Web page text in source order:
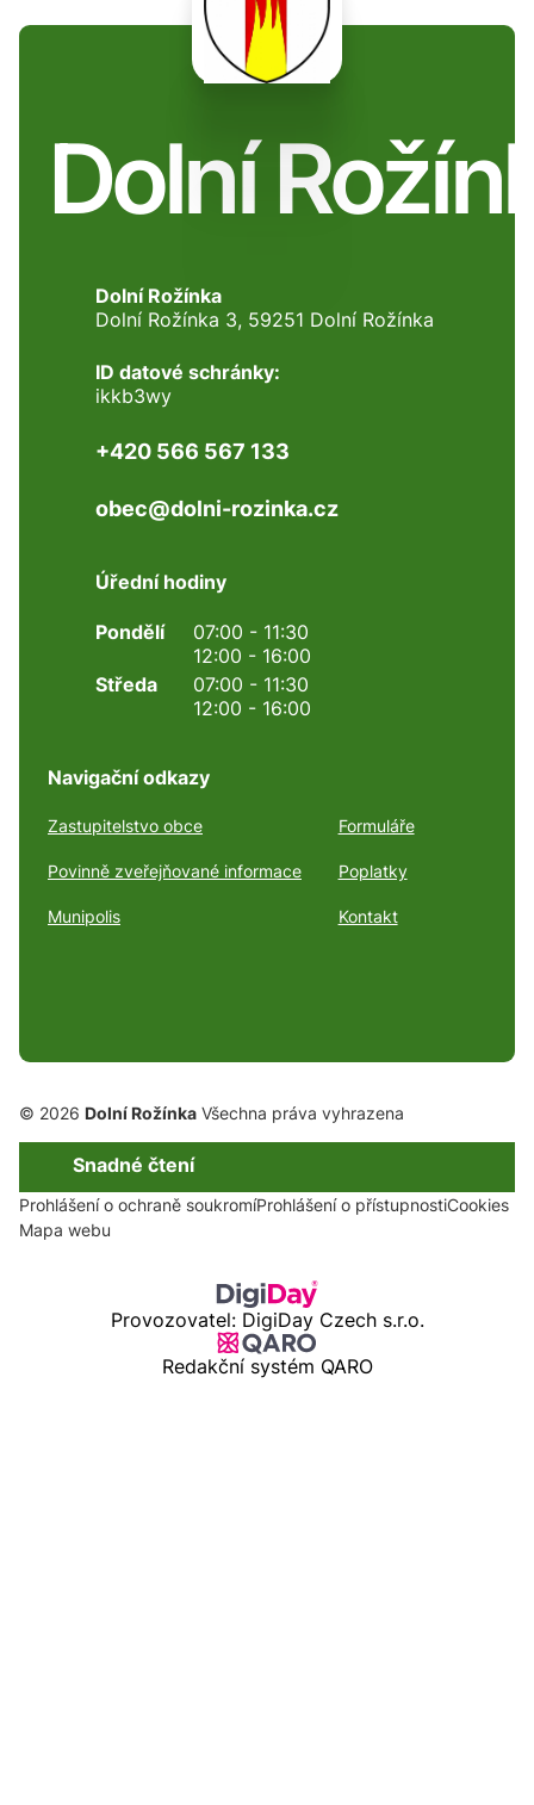
Dolní
Dolní Rožínka
Dolní Rožínka 3, 59251 Dolní Rožínka
ID datové schránky:
ikkb3wy
+420 566 567 133
obec@dolni-rozinka.cz
Úřední hodiny
Pondělí
07:00 - 11:30
12:00 - 16:00
Středa
07:00 - 11:30
12:00 - 16:00
Navigační odkazy
Zastupitelstvo obce Formuláře
Povinně zveřejňované informace Poplatky
Munipolis Kontakt
© 2026 Dolní Rožínka Všechna práva vyhrazena
Snadné čtení
Prohlášení o ochraně soukromíProhlášení o přístupnostiCookies
Mapa webu
Provozovatel: DigiDay Czech s.r.o.
Redakční systém QARO